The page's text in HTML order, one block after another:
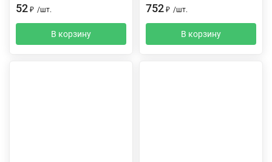
52 ₽ /шт.
В корзину
752 ₽ /шт.
В корзину